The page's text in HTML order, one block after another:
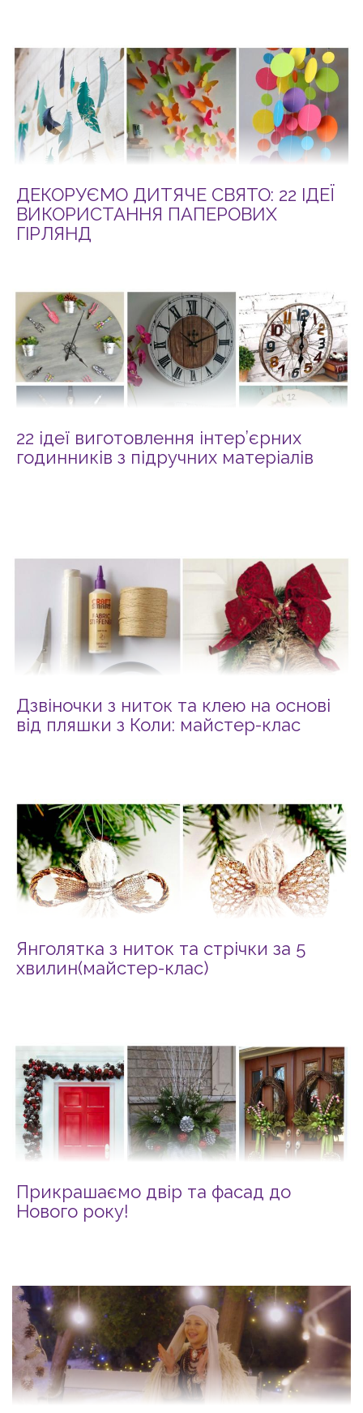
ДЕКОРУЄМО ДИТЯЧЕ СВЯТО: 22 ІДЕЇ
ВИКОРИСТАННЯ ПАПЕРОВИХ
ГІРЛЯНД
22 ідеї виготовлення інтер’єрних
годинників з підручних матеріалів
Дзвіночки з ниток та клею на основі
від пляшки з Коли: майстер-клас
Янголятка з ниток та стрічки за 5
хвилин(майстер-клас)
Прикрашаємо двір та фасад до
Нового року!